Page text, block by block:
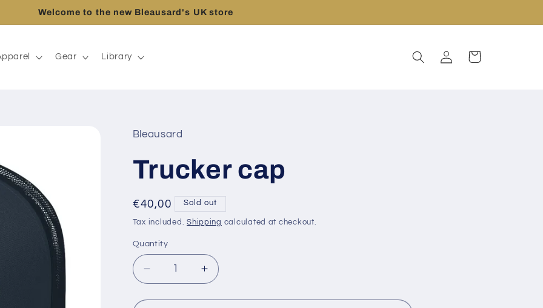
Welcome to the new Bleausard's UK store
Gear Library
Log
in
Cart
Bleausard
Trucker cap
Regular
price
€40,00 Sold out
Tax included.Shipping calculated at checkout.
Quantity
Decrease
quantity
for
Increase
quantity
for